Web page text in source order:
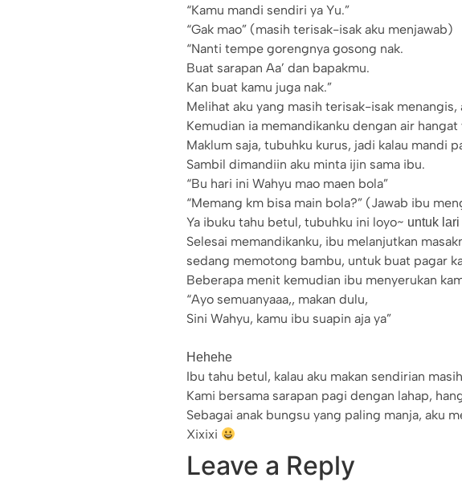
“Kamu mandi sendiri ya Yu.”
“Gak mao” (masih terisak-isak aku menjawab)
“Nanti tempe gorengnya gosong nak.
Buat sarapan Aa’ dan bapakmu.
Kan buat kamu juga nak.”
Melihat aku yang masih terisak-isak
Kemudian ia memandikanku dengan air
Maklum saja, tubuhku kurus, jadi kalau mandi
Sambil dimandiin aku minta ijin sama ibu.
“Bu hari ini Wahyu mao maen bola”
“Memang km bisa main bola?” (Jawab ibu
Ya ibuku tahu betul, tubuhku ini loyo~ untuk
Selesai memandikanku, ibu melanjutkan
sedang memotong bambu, untuk buat pagar
Beberapa menit kemudian ibu menyerukan
“Ayo semuanyaaa,, makan dulu,
Sini Wahyu, kamu ibu suapin aja ya”
Hehehe
Ibu tahu betul, kalau aku makan sendirian
Kami bersama sarapan pagi dengan lahap,
Sebagai anak bungsu yang paling manja, aku
Xixixi
Leave a Reply